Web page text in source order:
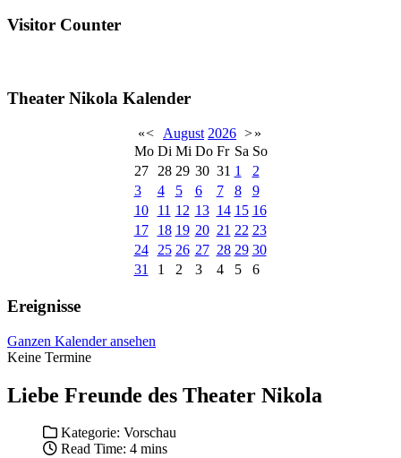
Visitor Counter
Theater Nikola Kalender
«< August 2026 >»
Mo Di Mi Do Fr Sa So
27
28 29 30 31 1
2
3
4 5 6 7 8
9
10
11 12 13 14 15 16
17
18 19 20 21 22 23
24
25 26 27 28 29 30
31
1 2 3 4 5 6
Ereignisse
Ganzen Kalender ansehen
Keine Termine
Liebe Freunde des Theater Nikola
Kategorie: Vorschau
Read Time: 4 mins